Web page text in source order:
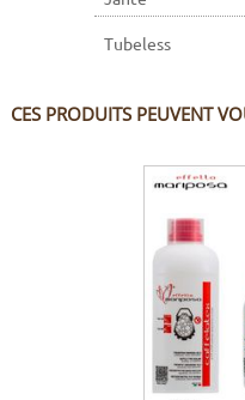
Tubeless
CES PRODUITS PEUVENT